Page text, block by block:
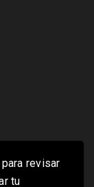
revisar
tu